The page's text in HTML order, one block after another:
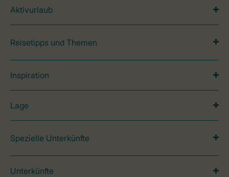
Aktivurlaub
Reisetipps und Themen
Inspiration
Lage
Spezielle Unterkünfte
Unterkünfte